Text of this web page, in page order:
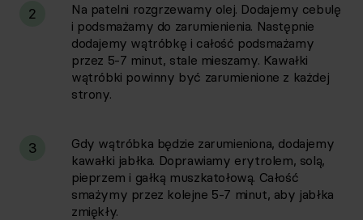
2
Na patelni rozgrzewamy olej. Dodajemy cebulę
i podsmażamy do zarumienienia. Następnie
dodajemy wątróbkę i całość podsmażamy
przez 5-7 minut, stale mieszamy. Kawałki
wątróbki powinny być zarumienione z każdej
strony.
3
Gdy wątróbka będzie zarumieniona, dodajemy
kawałki jabłka. Doprawiamy erytrolem, solą,
pieprzem i gałką muszkatołową. Całość
smażymy przez kolejne 5-7 minut, aby jabłka
zmiękły.